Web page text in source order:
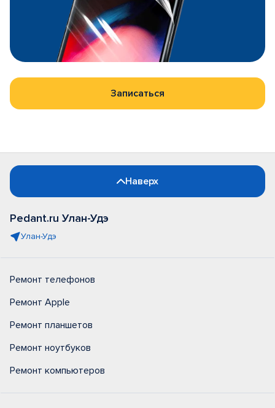
Записаться
Наверх
Pedant.ru Улан-Удэ
Улан-Удэ
Ремонт телефонов
Ремонт Apple
Ремонт планшетов
Ремонт ноутбуков
Ремонт компьютеров